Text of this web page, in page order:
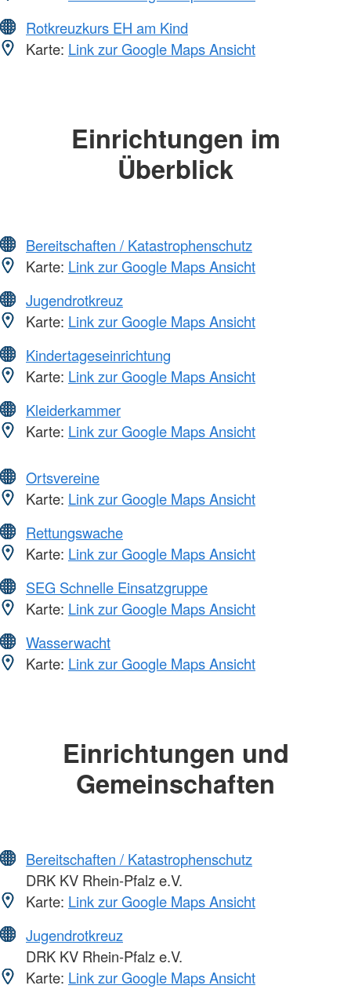
Rotkreuzkurs EH am Kind
Karte: Link zur Google Maps Ansicht
Einrichtungen im
Überblick
Bereitschaften / Katastrophenschutz
Karte: Link zur Google Maps Ansicht
Jugendrotkreuz
Karte: Link zur Google Maps Ansicht
Kindertageseinrichtung
Karte: Link zur Google Maps Ansicht
Kleiderkammer
Karte: Link zur Google Maps Ansicht
Ortsvereine
Karte: Link zur Google Maps Ansicht
Rettungswache
Karte: Link zur Google Maps Ansicht
SEG Schnelle Einsatzgruppe
Karte: Link zur Google Maps Ansicht
Wasserwacht
Karte: Link zur Google Maps Ansicht
Einrichtungen und
Gemeinschaften
Bereitschaften / Katastrophenschutz
DRK KV Rhein-Pfalz e.V.
Karte: Link zur Google Maps Ansicht
Jugendrotkreuz
DRK KV Rhein-Pfalz e.V.
Karte: Link zur Google Maps Ansicht